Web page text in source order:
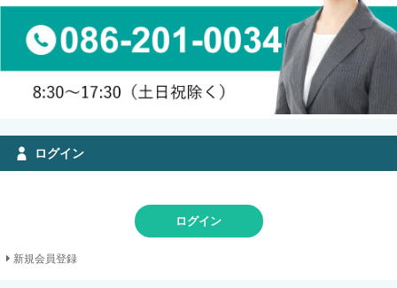
ログイン
ログイン
新規会員登録